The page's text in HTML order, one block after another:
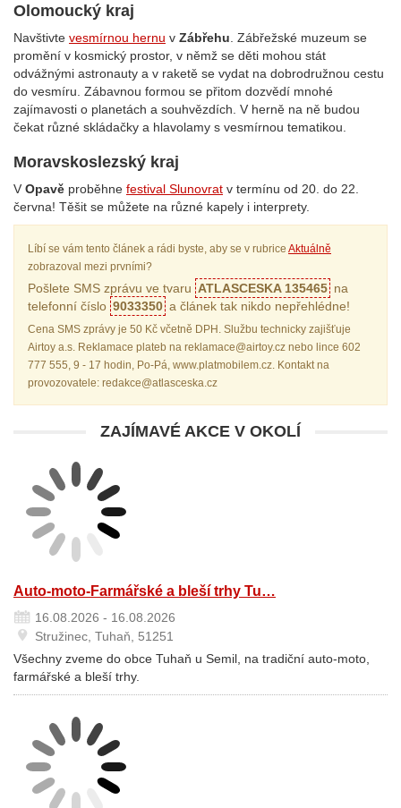
Olomoucký kraj
Navštivte vesmírnou hernu v Zábřehu . Zábřežské muzeum se
promění v kosmický prostor, v němž se děti mohou stát
odvážnými astronauty a v raketě se vydat na dobrodružnou cestu
do vesmíru. Zábavnou formou se přitom dozvědí mnohé
zajímavosti o planetách a souhvězdích. V herně na ně budou
čekat různé skládačky a hlavolamy s vesmírnou tematikou.
Moravskoslezský kraj
V Opavě proběhne festival Slunovrat v termínu od 20. do 22.
června! Těšit se můžete na různé kapely i interprety.
Líbí se vám tento článek a rádi byste, aby se v rubrice Aktuálně
zobrazoval mezi prvními?
Pošlete SMS zprávu ve tvaru ATLASCESKA 135465 na
telefonní číslo 9033350 a článek tak nikdo nepřehlédne!
Cena SMS zprávy je 50 Kč včetně DPH. Službu technicky zajišťuje
Airtoy a.s. Reklamace plateb na reklamace@airtoy.cz nebo lince 602
777 555, 9 - 17 hodin, Po-Pá, www.platmobilem.cz. Kontakt na
provozovatele: redakce@atlasceska.cz
ZAJÍMAVÉ AKCE V OKOLÍ
Auto-moto-Farmářské a bleší trhy Tu…
16.08.2026 - 16.08.2026
Stružinec, Tuhaň, 51251
Všechny zveme do obce Tuhaň u Semil, na tradiční auto-moto,
farmářské a bleší trhy.